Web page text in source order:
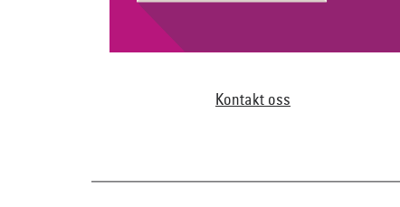
Kontakt oss